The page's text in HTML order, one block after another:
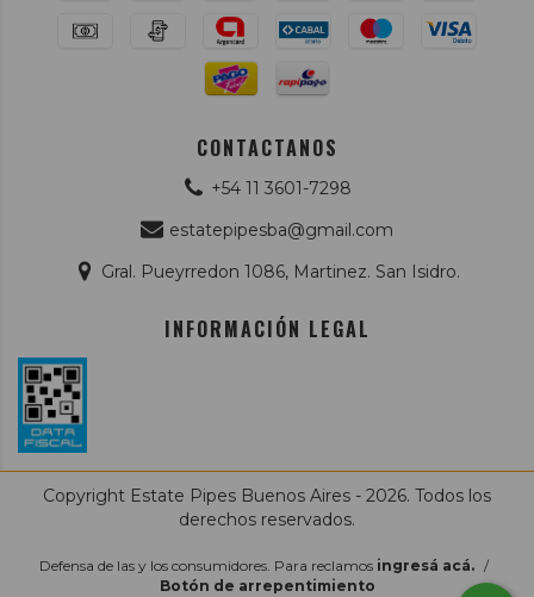
CONTACTANOS
+54 11 3601-7298
estatepipesba@gmail.com
Gral. Pueyrredon 1086, Martinez. San Isidro.
INFORMACIÓN LEGAL
Copyright Estate Pipes Buenos Aires - 2026. Todos los
derechos reservados.
Defensa de las y los consumidores. Para reclamos ingresá acá. /
Botón de arrepentimiento